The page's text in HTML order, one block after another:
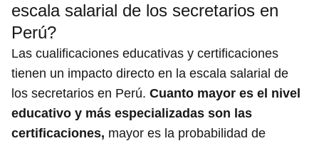
escala salarial de los secretarios en
Perú?
Las cualificaciones educativas y certificaciones
tienen un impacto directo en la escala salarial de
los secretarios en Perú. Cuanto mayor es el nivel
educativo y más especializadas son las
certificaciones, mayor es la probabilidad de